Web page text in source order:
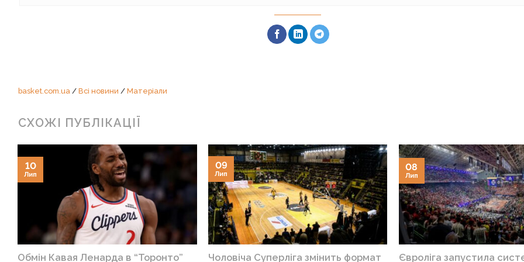
basket.com.ua/ Всі новини / Матеріали
СХОЖІ ПУБЛІКАЦІЇ
Обмін Кавая Ленарда в “Торонто”
10
Лип
Чоловіча Суперліга змінить формат
09
Лип
Євроліга запустила
08
Лип